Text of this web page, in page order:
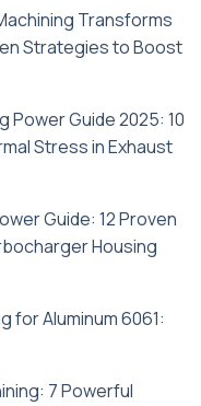
Transforms
Strategies to Boost
Power Guide 2025: 10
Stress in Exhaust
Guide: 12 Proven
Housing
for Aluminum 6061:
7 Powerful